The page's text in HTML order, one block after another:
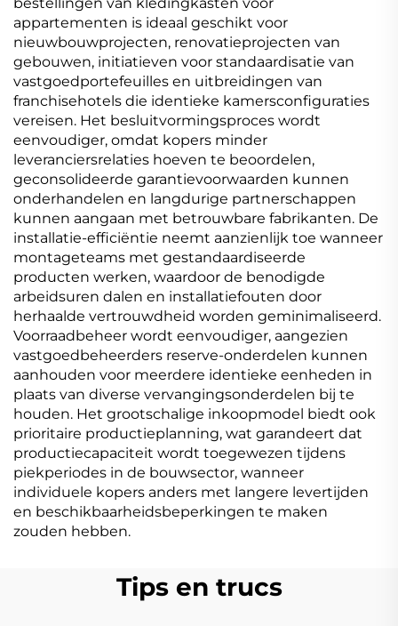
bestellingen van kledingkasten voor
appartementen is ideaal geschikt voor
nieuwbouwprojecten, renovatieprojecten van
gebouwen, initiatieven voor standaardisatie van
vastgoedportefeuilles en uitbreidingen van
franchisehotels die identieke kamersconfiguraties
vereisen. Het besluitvormingsproces wordt
eenvoudiger, omdat kopers minder
leveranciersrelaties hoeven te beoordelen,
geconsolideerde garantievoorwaarden kunnen
onderhandelen en langdurige partnerschappen
kunnen aangaan met betrouwbare fabrikanten. De
installatie-efficiëntie neemt aanzienlijk toe wanneer
montageteams met gestandaardiseerde
producten werken, waardoor de benodigde
arbeidsuren dalen en installatiefouten door
herhaalde vertrouwdheid worden geminimaliseerd.
Voorraadbeheer wordt eenvoudiger, aangezien
vastgoedbeheerders reserve-onderdelen kunnen
aanhouden voor meerdere identieke eenheden in
plaats van diverse vervangingsonderdelen bij te
houden. Het grootschalige inkoopmodel biedt ook
prioritaire productieplanning, wat garandeert dat
productiecapaciteit wordt toegewezen tijdens
piekperiodes in de bouwsector, wanneer
individuele kopers anders met langere levertijden
en beschikbaarheidsbeperkingen te maken
zouden hebben.
Tips en trucs